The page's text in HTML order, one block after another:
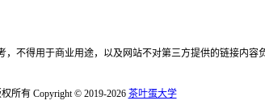
，不得用于商业用途，以及网站不对第三方提供的链接内容
所有 Copyright © 2019-2026 茶叶蛋大学